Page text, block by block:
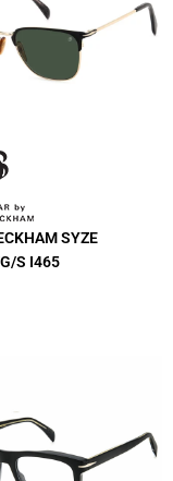
SYZE
S I465